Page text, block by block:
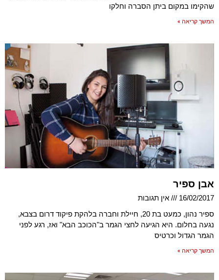
שהקימו במקום ביתן הסברה וחלקו
המשך קריאה »
אבן ספיר
16/02/2017
אין תגובות
ספיר נהון, כמעט בת 20, חיילת וחברה בלהקת פיקוד דרום בצבא,
נגעה בחלום. היא הגיעה לחצי הגמר ב"הכוכב הבא" ואז, רגע לפני
הגמר הגדול וכרטיס
המשך קריאה »